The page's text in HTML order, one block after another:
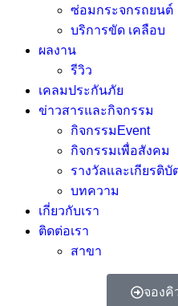
ซ่อมกระจกรถยนต์
บริการขัด เคลือบ
ผลงาน
รีวิว
เคลมประกันภัย
ข่าวสารและกิจกรรม
กิจกรรมEvent
กิจกรรมเพื่อสังคม
รางวัลและเกียรติบั
บทความ
เกี่ยวกับเรา
ติดต่อเรา
สาขา
จองคิ